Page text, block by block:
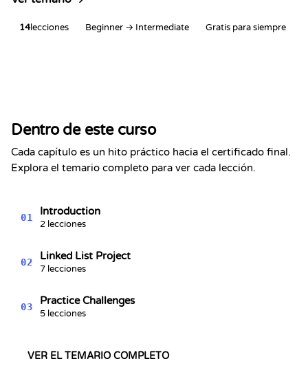
14lecciones Beginner → Intermediate Gratis para siempre
Listas enlazadas - Serie de
Kevin Spektor
Kevin
8/9/2026
Dentro de este curso
Cada capítulo es un hito práctico hacia el certificado final.
Explora el temario completo para ver cada lección.
01
Introduction
2 lecciones
02
Linked List Project
7 lecciones
03
Practice Challenges
5 lecciones
VER EL TEMARIO COMPLETO